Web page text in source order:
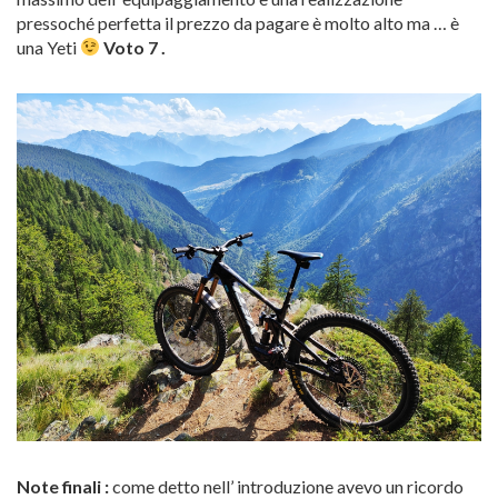
pressoché perfetta il prezzo da pagare è molto alto ma … è
una Yeti
Voto 7 .
Note finali :come detto nell’ introduzione avevo un ricordo